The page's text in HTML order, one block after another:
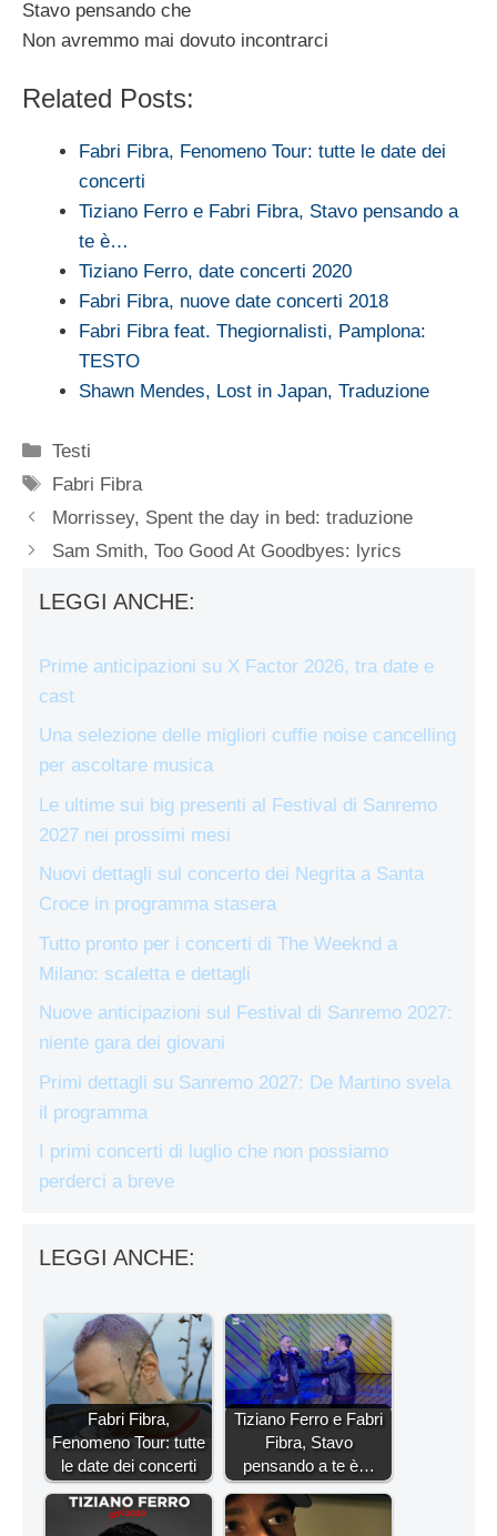
Stavo pensando che
Non avremmo mai dovuto incontrarci
Related Posts:
Fabri Fibra, Fenomeno Tour: tutte le date dei
concerti
Tiziano Ferro e Fabri Fibra, Stavo pensando a
te è…
Tiziano Ferro, date concerti 2020
Fabri Fibra, nuove date concerti 2018
Fabri Fibra feat. Thegiornalisti, Pamplona:
TESTO
Shawn Mendes, Lost in Japan, Traduzione
Categorie
Testi
Tag
Fabri Fibra
Morrissey, Spent the day in bed: traduzione
Sam Smith, Too Good At Goodbyes: lyrics
LEGGI ANCHE:
Prime anticipazioni su X Factor 2026, tra date e
cast
Una selezione delle migliori cuffie noise cancelling
per ascoltare musica
Le ultime sui big presenti al Festival di Sanremo
2027 nei prossimi mesi
Nuovi dettagli sul concerto dei Negrita a Santa
Croce in programma stasera
Tutto pronto per i concerti di The Weeknd a
Milano: scaletta e dettagli
Nuove anticipazioni sul Festival di Sanremo 2027:
niente gara dei giovani
Primi dettagli su Sanremo 2027: De Martino svela
il programma
I primi concerti di luglio che non possiamo
perderci a breve
LEGGI ANCHE:
Fabri Fibra,
Fenomeno Tour: tutte
le date dei concerti
Tiziano Ferro e Fabri
Fibra, Stavo
pensando a te è…